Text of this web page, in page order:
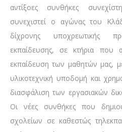
αντίξοες συνθήκες
συνεχιστεί ο αγώνας του
δίχρονης υποχρεωτικής
εκπαίδευσης, σε κτήρια που
εκπαίδευση των μαθητών μας,
υλικοτεχνική υποδομή και
διασφάλιση των εργασιακών
Οι νέες συνθήκες που
σχολείων σε καθεστώς